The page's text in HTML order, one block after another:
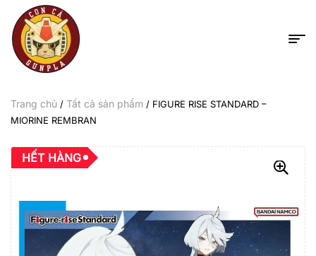
Trang chủ / Tất cả sản phẩm / FIGURE RISE STANDARD –
MIORINE REMBRAN
HẾT HÀNG